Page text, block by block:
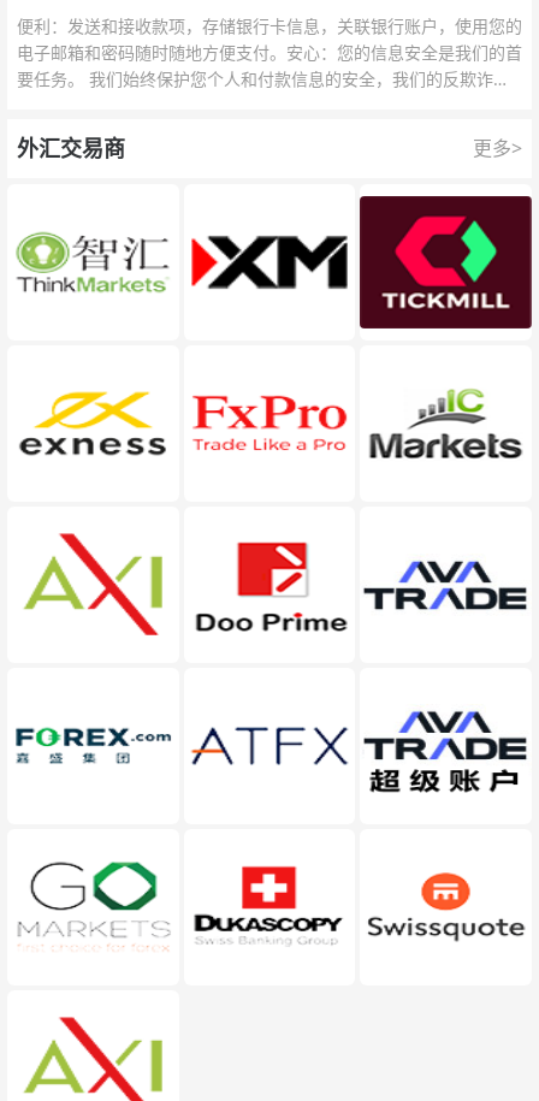
便利：发送和接收款项，存储银行卡信息，关联银行账户，使用您的
电子邮箱和密码随时随地方便支付。安心：您的信息安全是我们的首
要任务。 我们始终保护您个人和付款信息的安全，我们的反欺诈团
外汇交易商 更多>